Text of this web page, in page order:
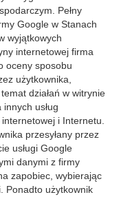
Pełny
Google w Stanach
wyjątkowych
internetowej firma
oceny sposobu
użytkownika,
działań w witrynie
usług
i Internetu.
przesyłany przez
usługi Google
danymi z firmy
zapobiec, wybierając
Ponadto użytkownik